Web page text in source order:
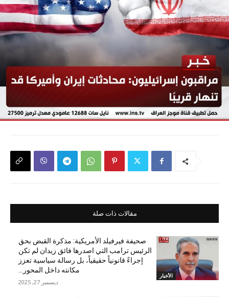
مقالات ذات صلة
الأخبار
صحيفة فيرفيلد الأمريكية: مذكرة القبض بحق
الرئيس ترامب التي اصدرها فائق زيدان لم تكن
إجراءً قانونياً حقيقياً، بل رسالة سياسية تعزز
مكانته داخل المحور...
ديسمبر 27, 2025